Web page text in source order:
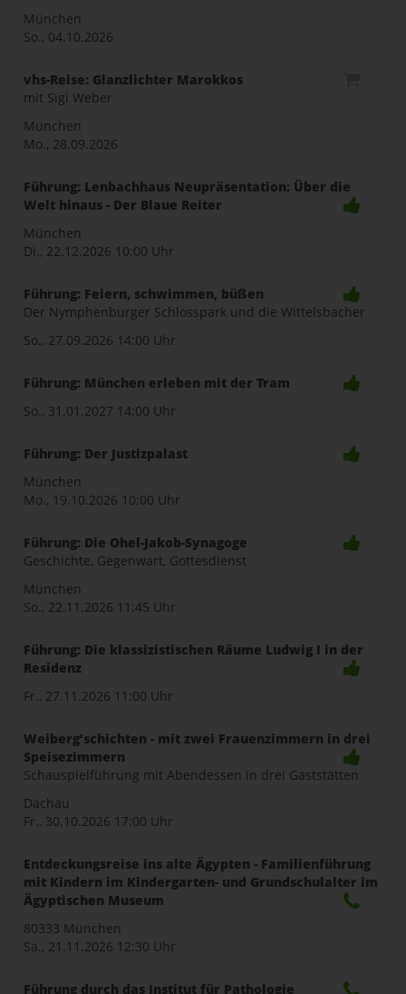
München
So., 04.10.2026
vhs-Reise: Glanzlichter Marokkos
mit Sigi Weber
München
Mo., 28.09.2026
Führung: Lenbachhaus Neupräsentation: Über die
Welt hinaus - Der Blaue Reiter
München
Di., 22.12.2026 10:00 Uhr
Führung: Feiern, schwimmen, büßen
Der Nymphenburger Schlosspark und die Wittelsbacher
So., 27.09.2026 14:00 Uhr
Führung: München erleben mit der Tram
So., 31.01.2027 14:00 Uhr
Führung: Der Justizpalast
München
Mo., 19.10.2026 10:00 Uhr
Führung: Die Ohel-Jakob-Synagoge
Geschichte, Gegenwart, Gottesdienst
München
So., 22.11.2026 11:45 Uhr
Führung: Die klassizistischen Räume Ludwig I in der
Residenz
Fr., 27.11.2026 11:00 Uhr
Weiberg’schichten - mit zwei Frauenzimmern in drei
Speisezimmern
Schauspielführung mit Abendessen in drei Gaststätten
Dachau
Fr., 30.10.2026 17:00 Uhr
Entdeckungsreise ins alte Ägypten - Familienführung
mit Kindern im Kindergarten- und Grundschulalter im
Ägyptischen Museum
80333 München
Sa., 21.11.2026 12:30 Uhr
Führung durch das Institut für Pathologie